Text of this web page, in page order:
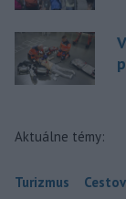
Aktuálne témy:
Turizmus